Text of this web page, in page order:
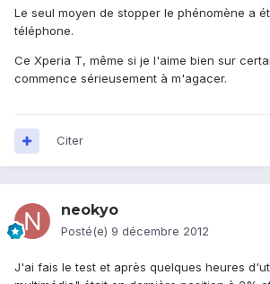
Le seul moyen de stopper le phénomène a
téléphone.
Ce Xperia T, même si je l'aime bien sur
commence sérieusement à m'agacer.
Citer
neokyo
Posté(e) 9 décembre 2012
J'ai fais le test et après quelques heures